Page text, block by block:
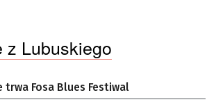
z Lubuskiego
trwa Fosa Blues Festiwal